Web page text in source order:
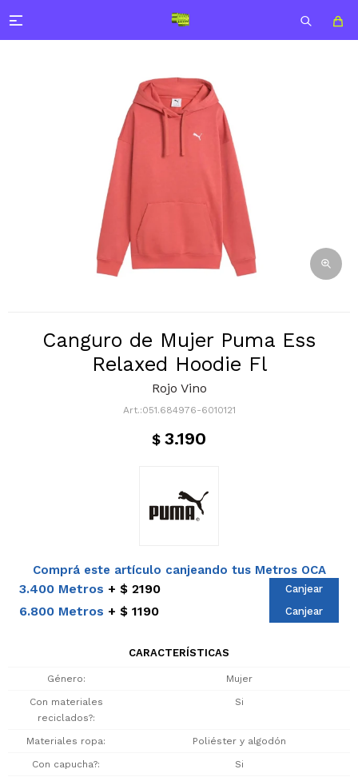

Canguro de Mujer Puma Ess
Relaxed Hoodie Fl
Rojo Vino
051.684976-6010121
$ 3.190
Comprá este artículo canjeando tus Metros OCA
3.400 Metros $ 2190 Canjear
6.800 Metros $ 1190 Canjear
CARACTERÍSTICAS
Género Mujer
Con materiales
reciclados?
Si
Materiales ropa Poliéster y algodón
Con capucha? Si